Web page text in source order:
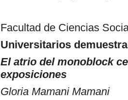
Facultad de Ciencias
Universitarios
El atrio del monoblock
exposiciones
Gloria Mamani Mamani